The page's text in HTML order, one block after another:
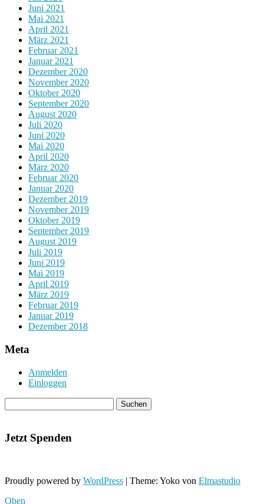
Juni 2021
Mai 2021
April 2021
März 2021
Februar 2021
Januar 2021
Dezember 2020
November 2020
Oktober 2020
September 2020
August 2020
Juli 2020
Juni 2020
Mai 2020
April 2020
März 2020
Februar 2020
Januar 2020
Dezember 2019
November 2019
Oktober 2019
September 2019
August 2019
Juli 2019
Juni 2019
Mai 2019
April 2019
März 2019
Februar 2019
Januar 2019
Dezember 2018
Meta
Anmelden
Einloggen
Jetzt Spenden
Proudly powered by WordPress | Theme: Yoko von Elmastudio
Oben